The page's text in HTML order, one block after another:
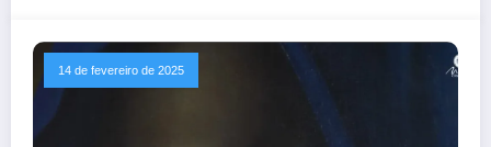
14 de fevereiro de 2025